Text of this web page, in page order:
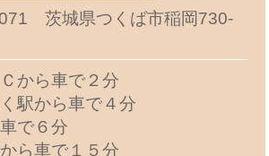
茨城県つくば市稲岡730-
から車で２分
駅から車で４分
で６分
ら車で１５分